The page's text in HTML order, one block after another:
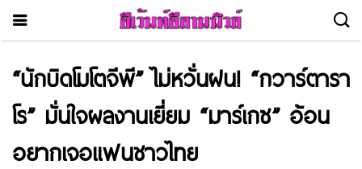
“นักบิดโมโตจีพี” ไม่หวั่นฝน! “กวาร์ตารา
โร” มั่นใจผลงานเยี่ยม “มาร์เกซ” อ้อน
อยากเจอแฟนชาวไทย